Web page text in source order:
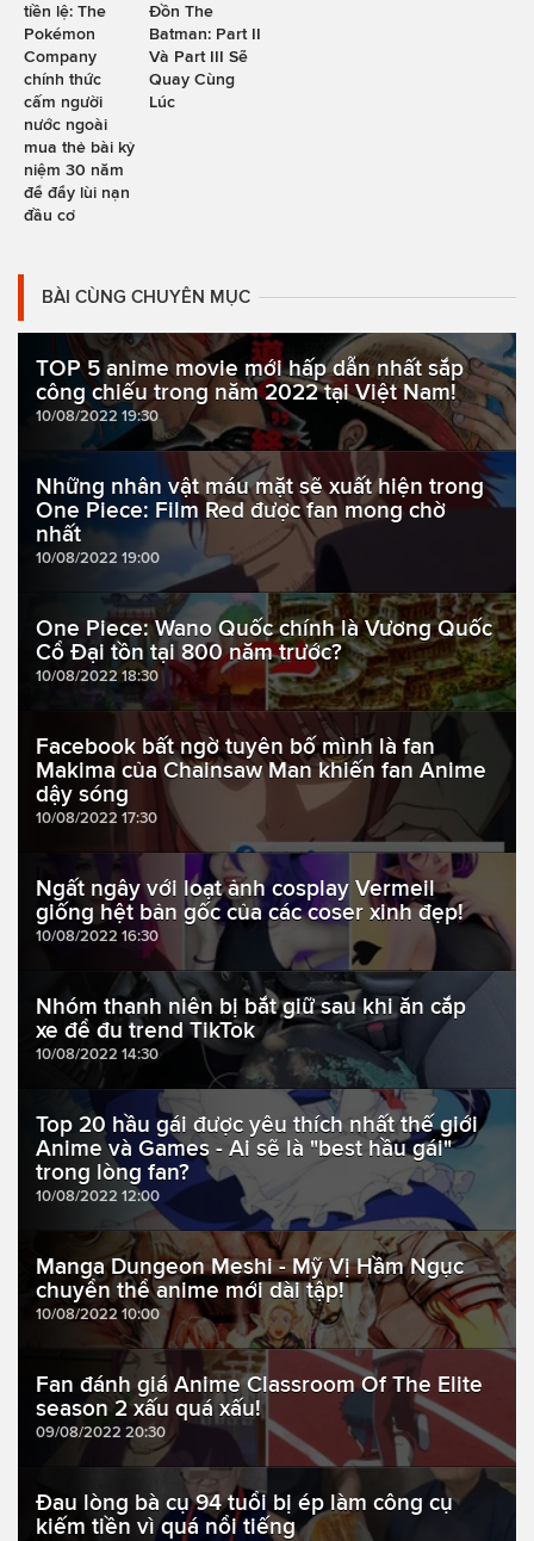
tiền lệ: The
Pokémon
Company
chính thức
cấm người
nước ngoài
mua thẻ bài kỷ
niệm 30 năm
để đẩy lùi nạn
đầu cơ
Đồn The
Batman: Part II
Và Part III Sẽ
Quay Cùng
Lúc
BÀI CÙNG CHUYÊN MỤC
TOP 5 anime movie mới hấp dẫn nhất sắp
công chiếu trong năm 2022 tại Việt Nam!
10/08/2022 19:30
Những nhân vật máu mặt sẽ xuất hiện trong
One Piece: Film Red được fan mong chờ
nhất
10/08/2022 19:00
One Piece: Wano Quốc chính là Vương Quốc
Cổ Đại tồn tại 800 năm trước?
10/08/2022 18:30
Facebook bất ngờ tuyên bố mình là fan
Makima của Chainsaw Man khiến fan Anime
dậy sóng
10/08/2022 17:30
Ngất ngây với loạt ảnh cosplay Vermeil
giống hệt bản gốc của các coser xinh đẹp!
10/08/2022 16:30
Nhóm thanh niên bị bắt giữ sau khi ăn cắp
xe để đu trend TikTok
10/08/2022 14:30
Top 20 hầu gái được yêu thích nhất thế giới
Anime và Games - Ai sẽ là "best hầu gái"
trong lòng fan?
10/08/2022 12:00
Manga Dungeon Meshi - Mỹ Vị Hầm Ngục
chuyển thể anime mới dài tập!
10/08/2022 10:00
Fan đánh giá Anime Classroom Of The Elite
season 2 xấu quá xấu!
09/08/2022 20:30
Đau lòng bà cụ 94 tuổi bị ép làm công cụ
kiếm tiền vì quá nổi tiếng